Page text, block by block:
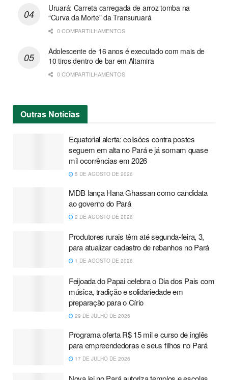
Uruará: Carreta carregada de arroz tomba na
“Curva da Morte” da Transuruará
0 COMPARTILHAMENTOS
Adolescente de 16 anos é executado com mais de
10 tiros dentro de bar em Altamira
0 COMPARTILHAMENTOS
Outras Notícias
Equatorial alerta: colisões contra postes
seguem em alta no Pará e já somam quase
mil ocorrências em 2026
5 DE AGOSTO DE 2026
MDB lança Hana Ghassan como candidata
ao governo do Pará
2 DE AGOSTO DE 2026
Produtores rurais têm até segunda-feira, 3,
para atualizar cadastro de rebanhos no Pará
1 DE AGOSTO DE 2026
Feijoada do Papai celebra o Dia dos Pais com
música, tradição e solidariedade em
preparação para o Círio
29 DE JULHO DE 2026
Programa oferta R$ 15 mil e curso de inglês
para empreendedoras e seus filhos no Pará
17 DE JULHO DE 2026